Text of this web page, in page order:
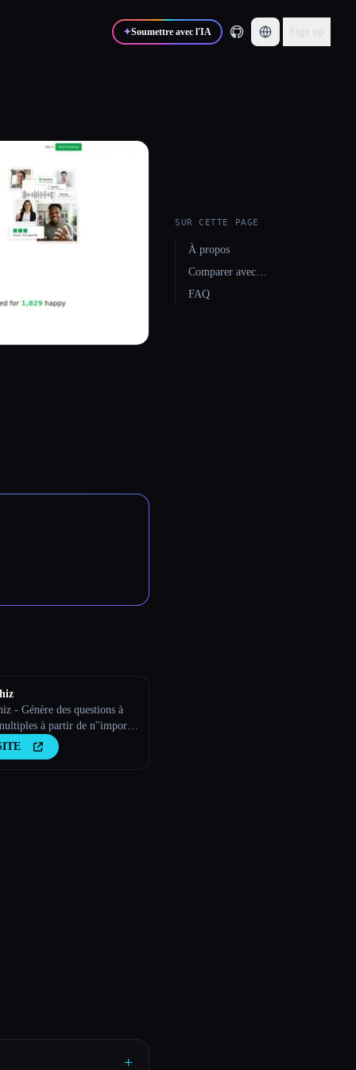
✦Soumettre avec l'IA Sign up
- Génère des questions à
à partir de n''importe
+
SUR CETTE PAGE
À propos
Comparer avec…
FAQ